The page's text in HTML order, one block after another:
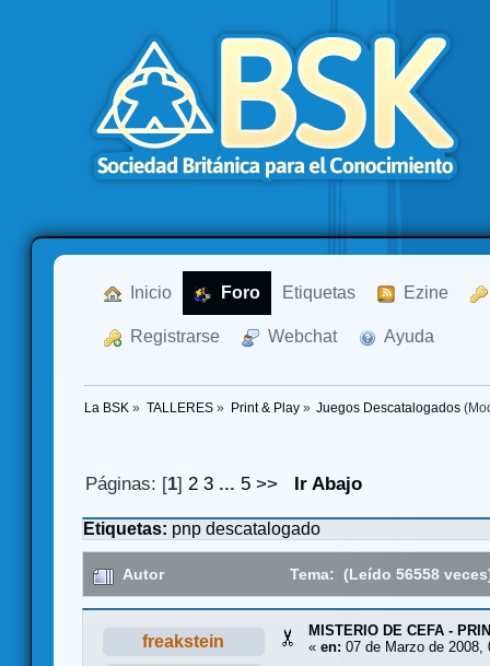
Inicio Foro Etiquetas Ezine
Registrarse Webchat Ayuda
La BSK » TALLERES» Print & Play» Juegos Descatalogados
Páginas: [1]2 3 ... 5 >> Ir Abajo
Etiquetas: pnp descatalogado
Autor Tema: (Leído 56558
freakstein
MISTERIO DE CEFA -
« en: 07 de Marzo de 2008,